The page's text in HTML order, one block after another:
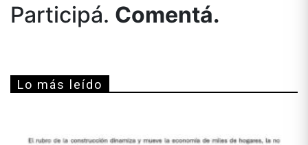
Participá. Comentá.
Lo más leído